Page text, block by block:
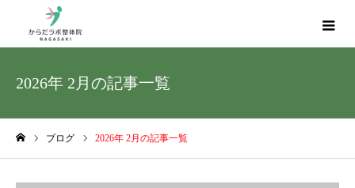
2026年 2月の記事一覧
ブログ 2026年 2月の記事一覧